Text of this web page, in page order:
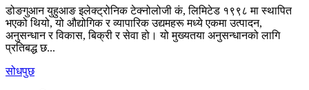
डोङगुआन युहुआङ इलेक्ट्रोनिक टेक्नोलोजी कं, लिमिटेड १९९८ मा स्थापित
भएको थियो, यो औद्योगिक र व्यापारिक उद्यमहरू मध्ये एकमा उत्पादन,
अनुसन्धान र विकास, बिक्री र सेवा हो। यो मुख्यतया अनुसन्धानको लागि
प्रतिबद्ध छ...
सोधपुछ